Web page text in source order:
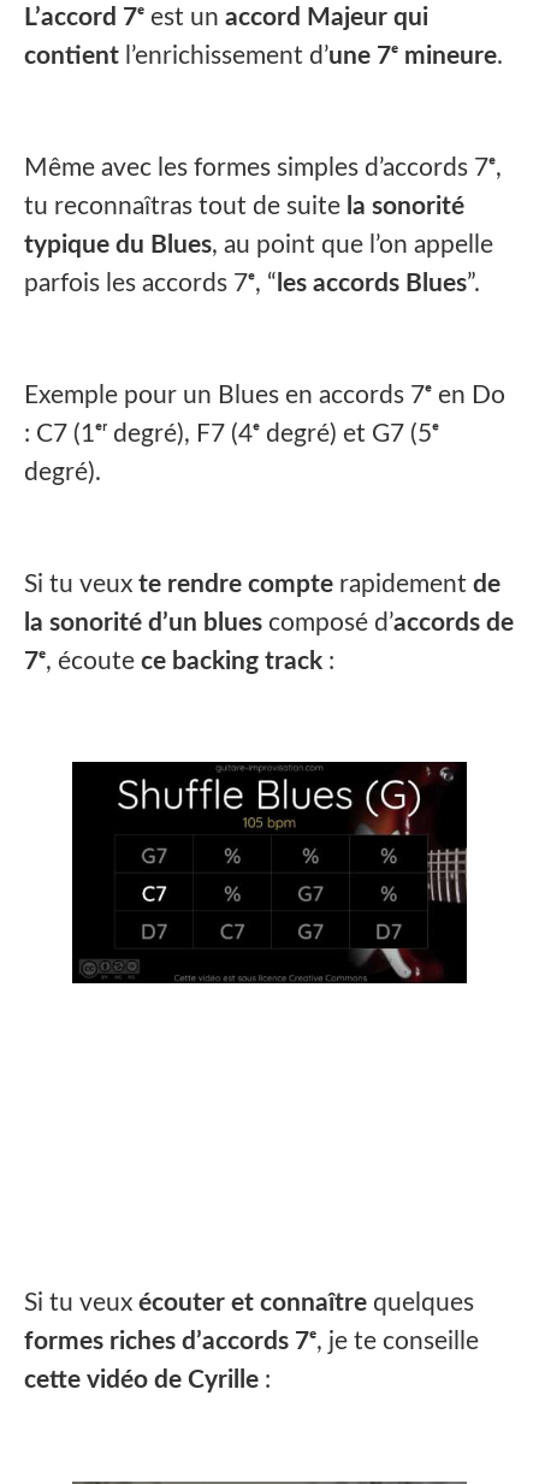
L’accord 7ᵉ est un accord Majeur qui
contient l’enrichissement d’une 7ᵉ mineure.
Même avec les formes simples d’accords 7ᵉ,
tu reconnaîtras tout de suite la sonorité
typique du Blues, au point que l’on appelle
parfois les accords 7ᵉ, “ les accords Blues”.
Exemple pour un Blues en accords 7ᵉ en Do
: C7 (1ᵉʳ degré), F7 (4ᵉ degré) et G7 (5ᵉ
degré).
Si tu veux te rendre compte rapidement de
la sonorité d’un blues composé d’accords de
7ᵉ, écoute ce backing track :
Si tu veux écouter et connaître quelques
formes riches d’accords 7ᵉ, je te conseille
cette vidéo de Cyrille :